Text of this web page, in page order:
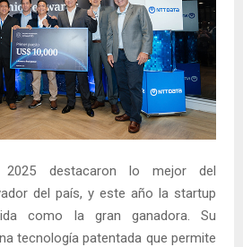
destacaron lo mejor del
del país, y este año la startup
como la gran ganadora. Su
tecnología patentada que permite